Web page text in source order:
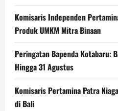
Komisaris Independen
Produk UMKM Mitra Binaan
Peringatan Bapenda Kotabaru:
Hingga 31 Agustus
Komisaris Pertamina Patra
di Bali